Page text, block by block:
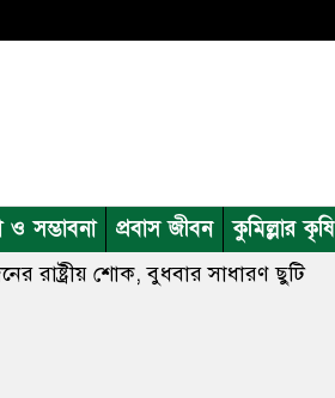
ও সম্ভাবনা প্রবাস জীবন কুমিল্লার কৃষি
রাষ্ট্রীয় শোক, বুধবার সাধারণ ছুটি